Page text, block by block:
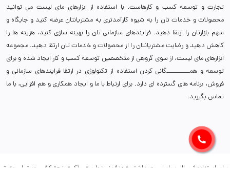
تجارت و توسعه کسب و کارهاست. با استفاده از ابزارهای مای لیست می توانید
محصولات و خدمات تان را به شیوه کارآمدتری به مشتریانتان عرضه کنید و جایگاه و
سهم بازارتان را ارتقا دهید. فرایندهای سازمانی تان را بهینه سازی کنید، هزینه ها را
کاهش دهید و رضایت مشتریانتان را از محصولات و خدمات تان ارتقا دهید. مجموعه
ابزارهای مای لیست، از سوی گروهی از متخصصین توسعه کسب و کار ایجاد شده و برای
توسعه و همـــــــــــگانی کردن استفاده از تکنولوژی در ارتقا فرایندهای سازمانی و
فروش، برنامه های گسترده ای دارد. برای ارتباط با ما و ایجاد همکاری و هم افزایی، با ما
تماس بگیرید.
برای استفاده از مطالب مای‌لیست، داشتن «هدف غیرتجاری» و ذکر «منبع» کافیست. تمام حقوق